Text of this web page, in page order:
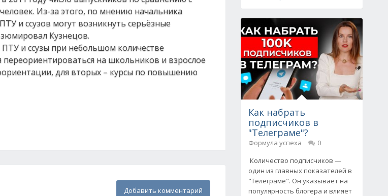
Из-за этого, по мнению начальника
и ссузов могут возникнуть серьёзные
Кузнецов.
и ссузы при небольшом количестве
переориентироваться на школьников и взрослое
для вторых – курсы по повышению
Добавить комментарий
Как набрать
подписчиков в
"Телеграме"?
Формула успеха
0
Количество подписчиков —
один из главных показателей в
"Телеграме". Он указывает на
популярность блогера и влияет